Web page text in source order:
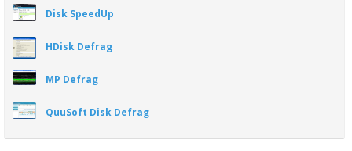
Disk SpeedUp
HDisk Defrag
MP Defrag
QuuSoft Disk Defrag